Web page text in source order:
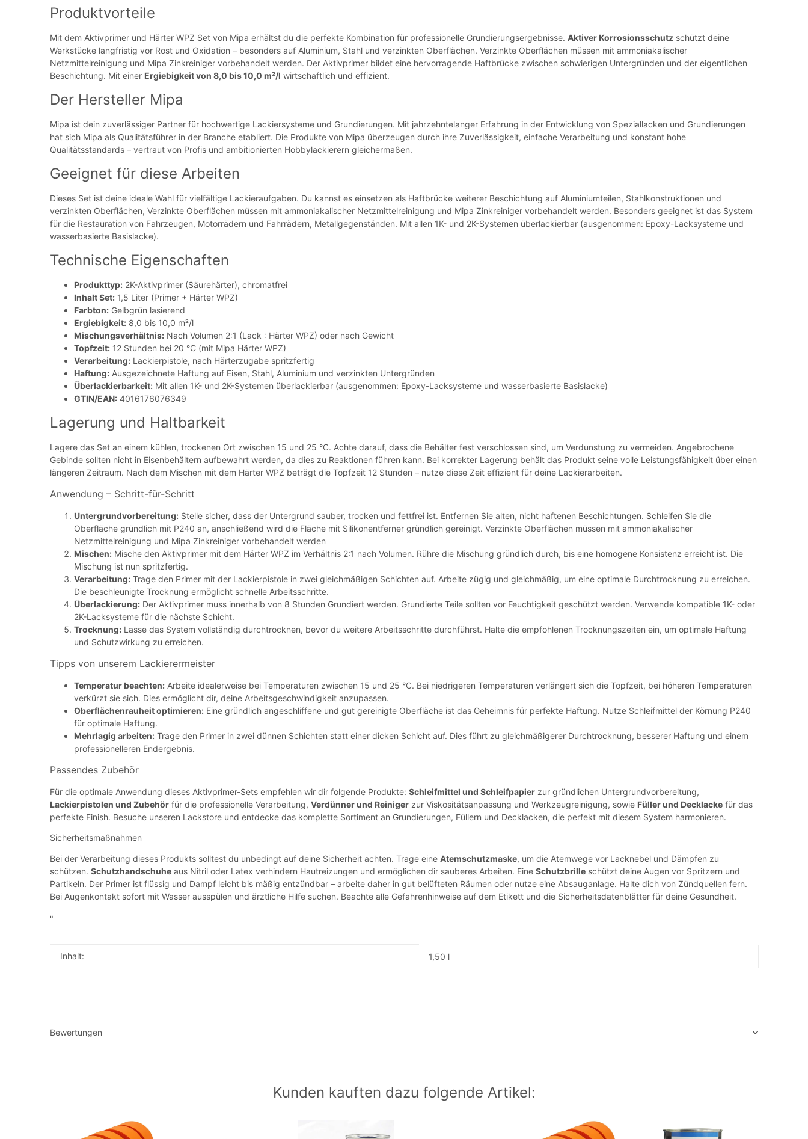
Produktvorteile
Mit dem Aktivprimer und Härter WPZ Set von Mipa erhältst du die perfekte Kombination für professionelle Grundierungsergebnisse. Aktiver Korrosionsschutz schützt deine
Werkstücke langfristig vor Rost und Oxidation – besonders auf Aluminium, Stahl und verzinkten Oberflächen. Verzinkte Oberflächen müssen mit ammoniakalischer
Netzmittelreinigung und Mipa Zinkreiniger vorbehandelt werden. Der Aktivprimer bildet eine hervorragende Haftbrücke zwischen schwierigen Untergründen und der eigentlichen
Beschichtung. Mit einer Ergiebigkeit von 8,0 bis 10,0 m²/l wirtschaftlich und effizient.
Der Hersteller Mipa
Mipa ist dein zuverlässiger Partner für hochwertige Lackiersysteme und Grundierungen. Mit jahrzehntelanger Erfahrung in der Entwicklung von Speziallacken und Grundierungen
hat sich Mipa als Qualitätsführer in der Branche etabliert. Die Produkte von Mipa überzeugen durch ihre Zuverlässigkeit, einfache Verarbeitung und konstant hohe
Qualitätsstandards – vertraut von Profis und ambitionierten Hobbylackierern gleichermaßen.
Geeignet für diese Arbeiten
Dieses Set ist deine ideale Wahl für vielfältige Lackieraufgaben. Du kannst es einsetzen als Haftbrücke weiterer Beschichtung auf Aluminiumteilen, Stahlkonstruktionen und
verzinkten Oberflächen, Verzinkte Oberflächen müssen mit ammoniakalischer Netzmittelreinigung und Mipa Zinkreiniger vorbehandelt werden. Besonders geeignet ist das System
für die Restauration von Fahrzeugen, Motorrädern und Fahrrädern, Metallgegenständen. Mit allen 1K- und 2K-Systemen überlackierbar (ausgenommen: Epoxy-Lacksysteme und
wasserbasierte Basislacke).
Technische Eigenschaften
Produkttyp: 2K-Aktivprimer (Säurehärter), chromatfrei
Inhalt Set: 1,5 Liter (Primer + Härter WPZ)
Farbton: Gelbgrün lasierend
Ergiebigkeit: 8,0 bis 10,0 m²/l
Mischungsverhältnis: Nach Volumen 2:1 (Lack : Härter WPZ) oder nach Gewicht
Topfzeit: 12 Stunden bei 20 °C (mit Mipa Härter WPZ)
Verarbeitung: Lackierpistole, nach Härterzugabe spritzfertig
Haftung: Ausgezeichnete Haftung auf Eisen, Stahl, Aluminium und verzinkten Untergründen
Überlackierbarkeit: Mit allen 1K- und 2K-Systemen überlackierbar (ausgenommen: Epoxy-Lacksysteme und wasserbasierte Basislacke)
GTIN/EAN: 4016176076349
Lagerung und Haltbarkeit
Lagere das Set an einem kühlen, trockenen Ort zwischen 15 und 25 °C. Achte darauf, dass die Behälter fest verschlossen sind, um Verdunstung zu vermeiden. Angebrochene
Gebinde sollten nicht in Eisenbehältern aufbewahrt werden, da dies zu Reaktionen führen kann. Bei korrekter Lagerung behält das Produkt seine volle Leistungsfähigkeit über einen
längeren Zeitraum. Nach dem Mischen mit dem Härter WPZ beträgt die Topfzeit 12 Stunden – nutze diese Zeit effizient für deine Lackierarbeiten.
Anwendung – Schritt-für-Schritt
Untergrundvorbereitung: Stelle sicher, dass der Untergrund sauber, trocken und fettfrei ist. Entfernen Sie alten, nicht haftenen Beschichtungen. Schleifen Sie die
Oberfläche gründlich mit P240 an, anschließend wird die Fläche mit Silikonentferner gründlich gereinigt. Verzinkte Oberflächen müssen mit ammoniakalischer
Netzmittelreinigung und Mipa Zinkreiniger vorbehandelt werden
Mischen: Mische den Aktivprimer mit dem Härter WPZ im Verhältnis 2:1 nach Volumen. Rühre die Mischung gründlich durch, bis eine homogene Konsistenz erreicht ist. Die
Mischung ist nun spritzfertig.
Verarbeitung: Trage den Primer mit der Lackierpistole in zwei gleichmäßigen Schichten auf. Arbeite zügig und gleichmäßig, um eine optimale Durchtrocknung zu erreichen.
Die beschleunigte Trocknung ermöglicht schnelle Arbeitsschritte.
Überlackierung: Der Aktivprimer muss innerhalb von 8 Stunden Grundiert werden. Grundierte Teile sollten vor Feuchtigkeit geschützt werden. Verwende kompatible 1K- oder
2K-Lacksysteme für die nächste Schicht.
Trocknung: Lasse das System vollständig durchtrocknen, bevor du weitere Arbeitsschritte durchführst. Halte die empfohlenen Trocknungszeiten ein, um optimale Haftung
und Schutzwirkung zu erreichen.
Tipps von unserem Lackierermeister
Temperatur beachten: Arbeite idealerweise bei Temperaturen zwischen 15 und 25 °C. Bei niedrigeren Temperaturen verlängert sich die Topfzeit, bei höheren Temperaturen
verkürzt sie sich. Dies ermöglicht dir, deine Arbeitsgeschwindigkeit anzupassen.
Oberflächenrauheit optimieren: Eine gründlich angeschliffene und gut gereinigte Oberfläche ist das Geheimnis für perfekte Haftung. Nutze Schleifmittel der Körnung P240
für optimale Haftung.
Mehrlagig arbeiten: Trage den Primer in zwei dünnen Schichten statt einer dicken Schicht auf. Dies führt zu gleichmäßigerer Durchtrocknung, besserer Haftung und einem
professionelleren Endergebnis.
Passendes Zubehör
Für die optimale Anwendung dieses Aktivprimer-Sets empfehlen wir dir folgende Produkte: Schleifmittel und Schleifpapier zur gründlichen Untergrundvorbereitung,
Lackierpistolen und Zubehör für die professionelle Verarbeitung, Verdünner und Reiniger zur Viskositätsanpassung und Werkzeugreinigung, sowie Füller und Decklacke für das
perfekte Finish. Besuche unseren Lackstore und entdecke das komplette Sortiment an Grundierungen, Füllern und Decklacken, die perfekt mit diesem System harmonieren.
Sicherheitsmaßnahmen
Bei der Verarbeitung dieses Produkts solltest du unbedingt auf deine Sicherheit achten. Trage eine Atemschutzmaske, um die Atemwege vor Lacknebel und Dämpfen zu
schützen. Schutzhandschuhe aus Nitril oder Latex verhindern Hautreizungen und ermöglichen dir sauberes Arbeiten. Eine Schutzbrille schützt deine Augen vor Spritzern und
Partikeln. Der Primer ist flüssig und Dampf leicht bis mäßig entzündbar – arbeite daher in gut belüfteten Räumen oder nutze eine Absauganlage. Halte dich von Zündquellen fern.
Bei Augenkontakt sofort mit Wasser ausspülen und ärztliche Hilfe suchen. Beachte alle Gefahrenhinweise auf dem Etikett und die Sicherheitsdatenblätter für deine Gesundheit.
"
Produkteigenschaft
Wert
Inhalt: 1,50 l
Bewertungen
Kunden kauften dazu folgende Artikel: